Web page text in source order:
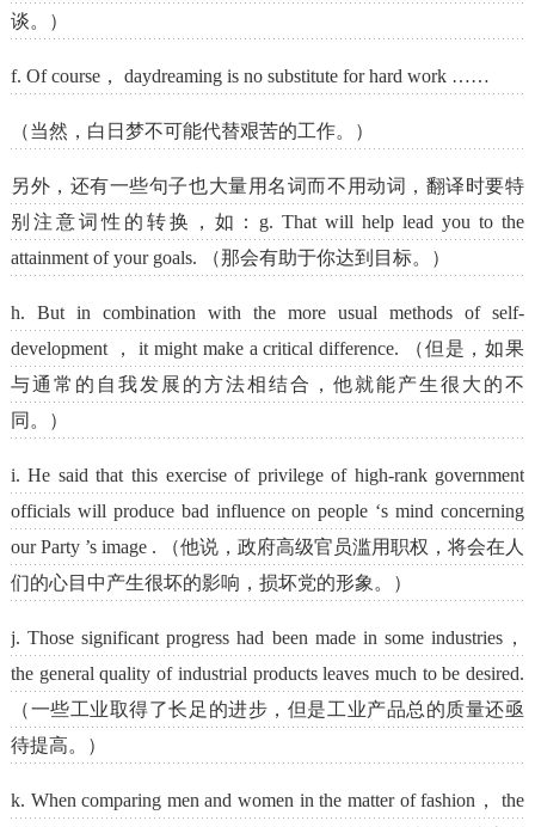
谈。）
f. Of course， daydreaming is no substitute for hard work ……
（当然，白日梦不可能代替艰苦的工作。）
另外，还有一些句子也大量用名词而不用动词，翻译时要特
别注意词性的转换，如：g. That will help lead you to the
attainment of your goals. （那会有助于你达到目标。）
h. But in combination with the more usual methods of self-
development ， it might make a critical difference. （但是，如果
与通常的自我发展的方法相结合，他就能产生很大的不
同。）
i. He said that this exercise of privilege of high-rank government
officials will produce bad influence on people ‘s mind concerning
our Party ’s image . （他说，政府高级官员滥用职权，将会在人
们的心目中产生很坏的影响，损坏党的形象。）
j. Those significant progress had been made in some industries，
the general quality of industrial products leaves much to be desired.
（一些工业取得了长足的进步，但是工业产品总的质量还亟
待提高。）
k. When comparing men and women in the matter of fashion， the